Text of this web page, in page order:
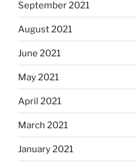
September 2021
August 2021
June 2021
May 2021
April 2021
March 2021
January 2021